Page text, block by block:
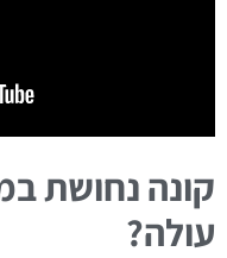
קונה נחושת
עולה?